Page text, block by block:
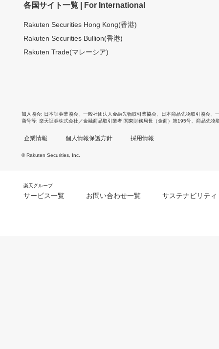
各国サイト一覧 | For International
Rakuten Securities Hong Kong(香港)
Rakuten Securities Bullion(香港)
Rakuten Trade(マレーシア)
加入協会 日本証券業協会 一般社団法人金融先物取引業協会 日本商品先物取引協会
商号等 楽天証券株式会社／金融商品取引業者 関東財務局長（金商）第195号、商品先物
企業情報 個人情報保護方針 採用情報
© Rakuten Securities, Inc.
楽天グループ
サービス一覧 お問い合わせ一覧 サステナビリティ